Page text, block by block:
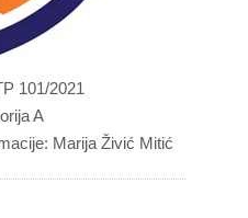
101/2021
A
Marija Živić Mitić